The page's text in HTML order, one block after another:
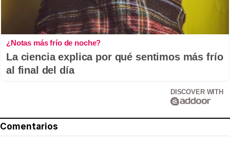
¿Notas más frío de noche?
La ciencia explica por qué sentimos más frío
al final del día
DISCOVER WITH
Comentarios